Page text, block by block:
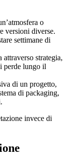
o
versioni diverse.
settimane di
attraverso strategia,
perde lungo il
di un progetto,
di packaging,
invece di